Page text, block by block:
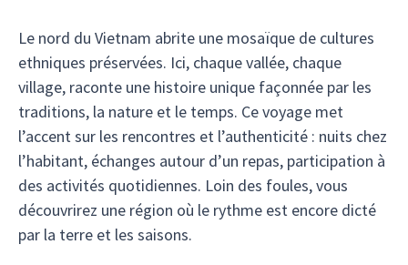
Le nord du Vietnam abrite une mosaïque de cultures
ethniques préservées. Ici, chaque vallée, chaque
village, raconte une histoire unique façonnée par les
traditions, la nature et le temps. Ce voyage met
l’accent sur les rencontres et l’authenticité : nuits chez
l’habitant, échanges autour d’un repas, participation à
des activités quotidiennes. Loin des foules, vous
découvrirez une région où le rythme est encore dicté
par la terre et les saisons.